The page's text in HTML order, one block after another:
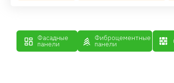
панели панели